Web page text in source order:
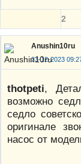
2
Anushin10ru
23-12-2023
thotpeti,
возможно
седло
оригинале
насос от